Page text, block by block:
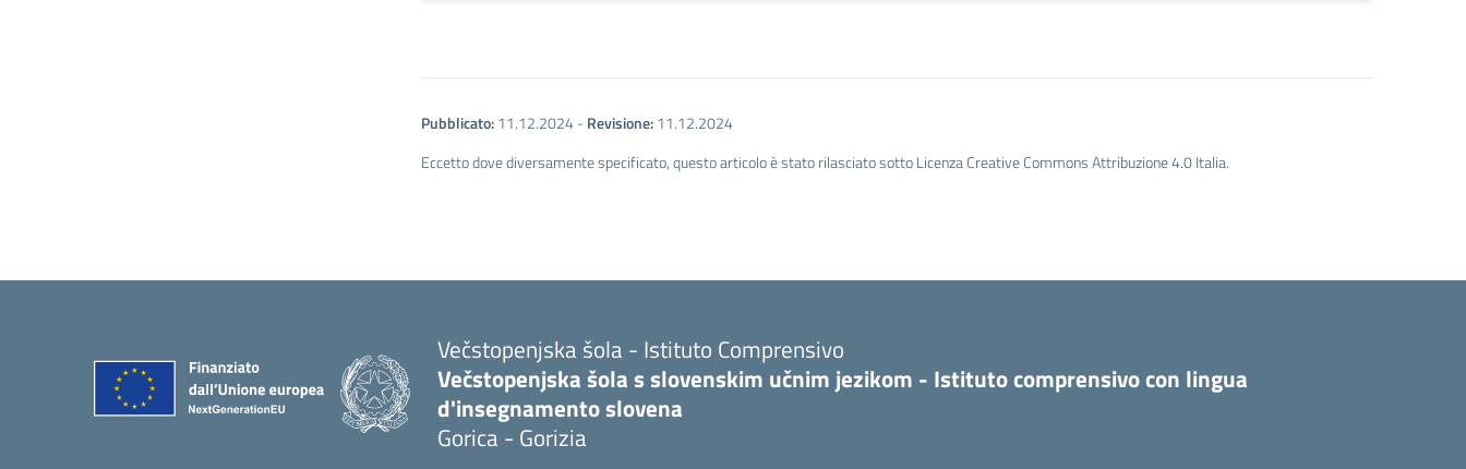
Pubblicato:11.12.2024-Revisione:11.12.2024
Eccetto dove diversamente specificato, questo articolo è stato rilasciato sotto Licenza Creative Commons Attribuzione 4.0 Italia.
Večstopenjska šola - Istituto Comprensivo
Večstopenjska šola s slovenskim učnim jezikom - Istituto comprensivo con lingua
d'insegnamento slovena
Gorica - Gorizia